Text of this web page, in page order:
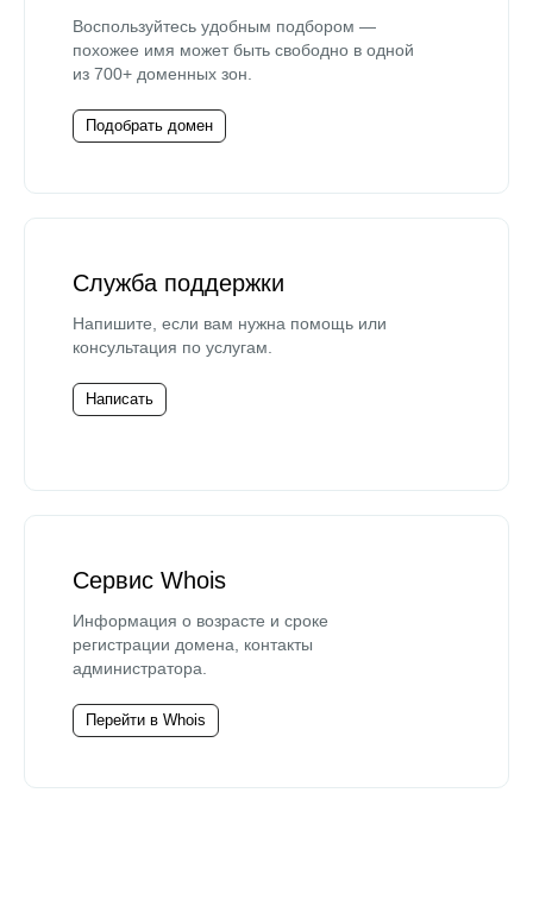
Воспользуйтесь удобным подбором —
похожее имя может быть свободно в одной
из 700+ доменных зон.
Подобрать домен
Служба поддержки
Напишите, если вам нужна помощь или
консультация по услугам.
Написать
Сервис Whois
Информация о возрасте и сроке
регистрации домена, контакты
администратора.
Перейти в Whois